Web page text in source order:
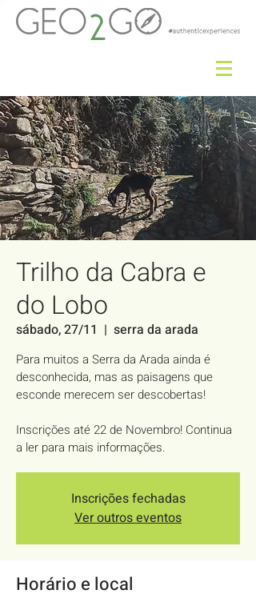
Trilho da Cabra e
do Lobo
sábado, 27/11
  |
serra da arada
Para muitos a Serra da Arada ainda é
desconhecida, mas as paisagens que
esconde merecem ser descobertas!
Inscrições até 22 de Novembro! Continua
a ler para mais informações.
Inscrições fechadas
Ver outros eventos
Horário e local